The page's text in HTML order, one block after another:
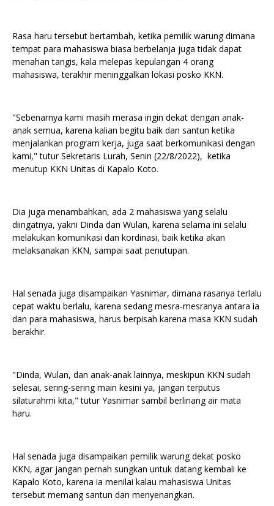
Rasa haru tersebut bertambah, ketika pemilik warung dimana
tempat para mahasiswa biasa berbelanja juga tidak dapat
menahan tangis, kala melepas kepulangan 4 orang
mahasiswa, terakhir meninggalkan lokasi posko KKN.
"Sebenarnya kami masih merasa ingin dekat dengan anak-
anak semua, karena kalian begitu baik dan santun ketika
menjalankan program kerja, juga saat berkomunikasi dengan
kami," tutur Sekretaris Lurah, Senin (22/8/2022), ketika
menutup KKN Unitas di Kapalo Koto.
Dia juga menambahkan, ada 2 mahasiswa yang selalu
diingatnya, yakni Dinda dan Wulan, karena selama ini selalu
melakukan komunikasi dan kordinasi, baik ketika akan
melaksanakan KKN, sampai saat penutupan.
Hal senada juga disampaikan Yasnimar, dimana rasanya terlalu
cepat waktu berlalu, karena sedang mesra-mesranya antara ia
dan para mahasiswa, harus berpisah karena masa KKN sudah
berakhir.
"Dinda, Wulan, dan anak-anak lainnya, meskipun KKN sudah
selesai, sering-sering main kesini ya, jangan terputus
silaturahmi kita," tutur Yasnimar sambil berlinang air mata
haru.
Hal senada juga disampaikan pemilik warung dekat posko
KKN, agar jangan pernah sungkan untuk datang kembali ke
Kapalo Koto, karena ia menilai kalau mahasiswa Unitas
tersebut memang santun dan menyenangkan.